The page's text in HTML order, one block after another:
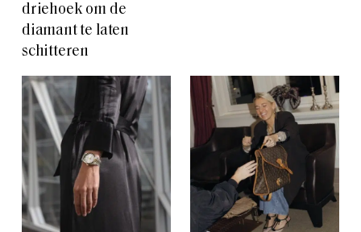
driehoek om de
diamant te laten
schitteren